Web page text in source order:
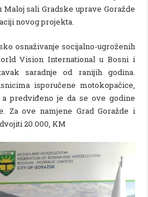
Maloj sali Gradske uprave Goražde
novog projekta.
osnaživanje socijalno-ugroženih
Vision International u Bosni i
saradnje od ranijih godina.
isporučene motokopačice,
predviđeno je da se ove godine
Za ove namjene Grad Goražde i
20.000, KM